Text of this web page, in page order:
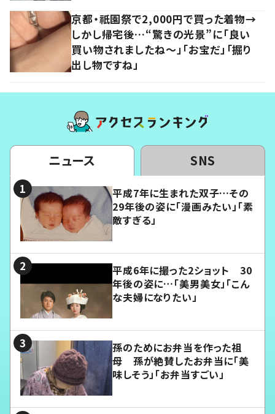
京都・祇園祭で2,000円で買った着物→
しかし帰宅後…“驚きの光景”に「良い
買い物されましたね～」「お宝だ」「掘り
出し物ですね」
ニュース SNS
平成7年に生まれた双子…その
29年後の姿に「漫画みたい」「素
敵すぎる」
平成6年に撮った2ショット 30
年後の姿に…「美男美女」「こん
な夫婦になりたい」
孫のためにお弁当を作った祖
母 孫が絶賛したお弁当に「美
味しそう」「お弁当すごい」